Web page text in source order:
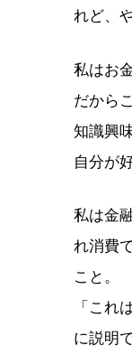
れど、
私はお
だから
知識興
自分が
私は金
れ消費
こと。
「これ
に説明